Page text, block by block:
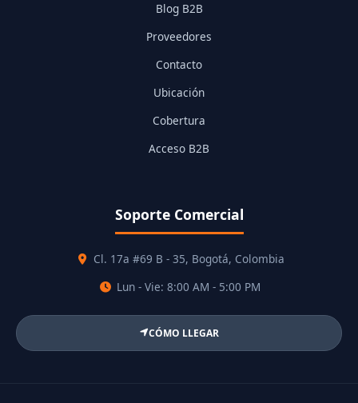
Blog B2B
Proveedores
Contacto
Ubicación
Cobertura
Acceso B2B
Soporte Comercial
Cl. 17a #69 B - 35, Bogotá, Colombia
Lun - Vie: 8:00 AM - 5:00 PM
CÓMO LLEGAR